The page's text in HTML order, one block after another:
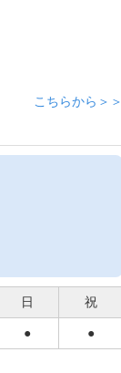
こちらから＞＞
日 祝
● ●